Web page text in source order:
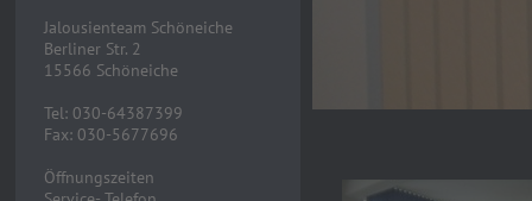
Jalousienteam Schöneiche
Berliner Str. 2
15566 Schöneiche
Tel: 030-64387399
Fax: 030-5677696
Öffnungszeiten